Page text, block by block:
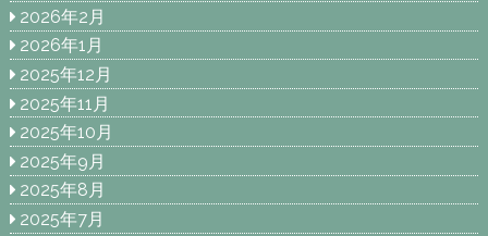
2026年2月
2026年1月
2025年12月
2025年11月
2025年10月
2025年9月
2025年8月
2025年7月